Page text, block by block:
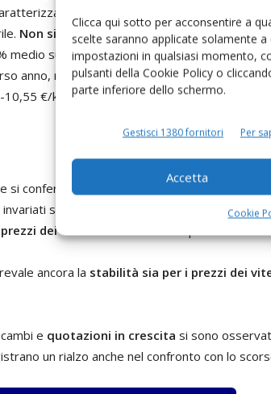
Clicca qui sotto per acconsentire a
scelte saranno applicate solamente
impostazioni in qualsiasi momento,
pulsanti della Cookie Policy o
parte inferiore dello schermo.
Gestisci 1380 fornitori Per
Accetta
Cookie
il mercato nell’ultimo quadrimestre,
Non si registrano variazioninei listini di
su base settimanale). Rimane stabile,
anno, nell’ordine del +25% per le
€/kg).
si conferma la fase di stabilità del mercato
su base settimanale, tranne poche
dei vitelli baliotti
ancora la stabilità sia per i prezzi dei
e quotazioni in crescita si sono
un rialzo anche nel confronto con lo